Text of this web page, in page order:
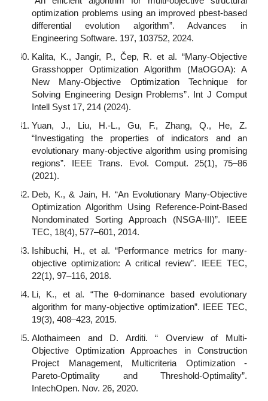
optimization problems using an improved pbest-based
differential evolution algorithm”. Advances in
Engineering Software. 197, 103752, 2024.
Kalita, K., Jangir, P., Čep, R. et al. “Many-Objective
Grasshopper Optimization Algorithm (MaOGOA): A
New Many-Objective Optimization Technique for
Solving Engineering Design Problems”. Int J Comput
Intell Syst 17, 214 (2024).
Yuan, J., Liu, H.-L., Gu, F., Zhang, Q., He, Z.
“Investigating the properties of indicators and an
evolutionary many-objective algorithm using promising
regions”. IEEE Trans. Evol. Comput. 25(1), 75–86
(2021).
Deb, K., & Jain, H. “An Evolutionary Many-Objective
Optimization Algorithm Using Reference-Point-Based
Nondominated Sorting Approach (NSGA-III)”. IEEE
TEC, 18(4), 577–601, 2014.
Ishibuchi, H., et al. “Performance metrics for many-
objective optimization: A critical review”. IEEE TEC,
22(1), 97–116, 2018.
Li, K., et al. “The θ-dominance based evolutionary
algorithm for many-objective optimization”. IEEE TEC,
19(3), 408–423, 2015.
Alothaimeen and D. Arditi. “ Overview of Multi-
Objective Optimization Approaches in Construction
Project Management, Multicriteria Optimization -
Pareto-Optimality and Threshold-Optimality”.
IntechOpen. Nov. 26, 2020.